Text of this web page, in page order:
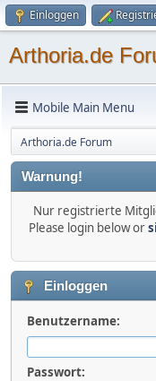
Einloggen
Arthoria.de
Mobile Main Menu
Arthoria.de Forum
Warnung!
Nur registrierte
Please login below or
Einloggen
Benutzername:
Passwort: